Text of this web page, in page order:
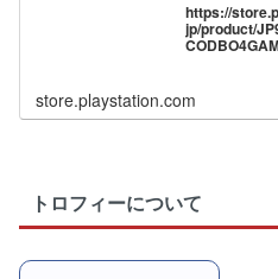
https://
jp/product/
store.playstation.com
トロフィーについて